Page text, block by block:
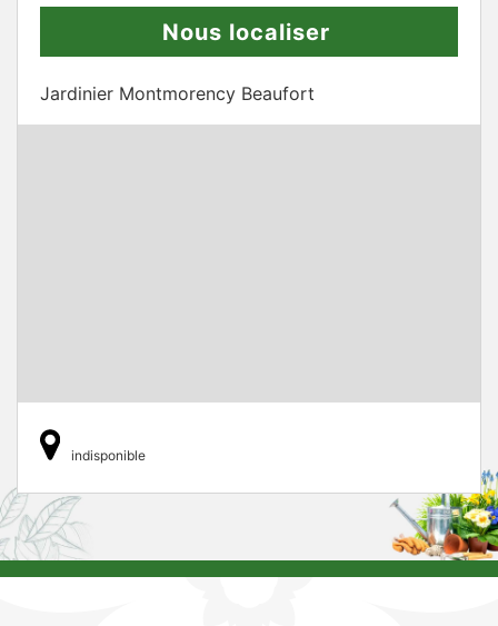
Nous localiser
Jardinier Montmorency Beaufort
indisponible